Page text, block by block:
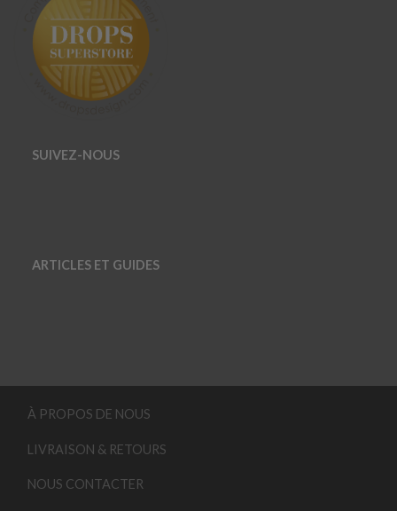
SUIVEZ-NOUS
ARTICLES ET GUIDES
À PROPOS DE NOUS
LIVRAISON & RETOURS
NOUS CONTACTER